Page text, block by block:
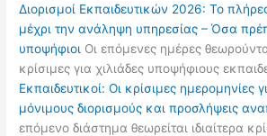
Διορισμοί Εκπαιδευτικών 2026: Το
μέχρι την ανάληψη υπηρεσίας – Όσα
υποψήφιοι Οι επόμενες ημέρες
κρίσιμες για χιλιάδες υποψήφιους
Εκπαιδευτικοί: Οι κρίσιμες ημερομηνίες
μόνιμους διορισμούς και προσλήψεις
επόμενο διάστημα θεωρείται ιδιαίτερα